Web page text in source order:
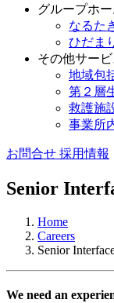
グループホー
なるた
ひだま
その他サービ
地域包
第２層
救護施
事業所
お問合せ 採用情報
Senior
Home
Careers
Senior
We need an